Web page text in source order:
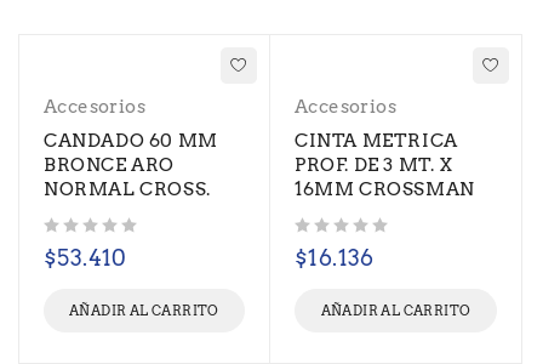
Accesorios
CANDADO 60 MM
BRONCE ARO
NORMAL CROSS.
$53.410
AÑADIR AL CARRITO
Accesorios
CINTA METRICA
PROF. DE 3 MT. X
16MM CROSSMAN
$16.136
AÑADIR AL CARRITO